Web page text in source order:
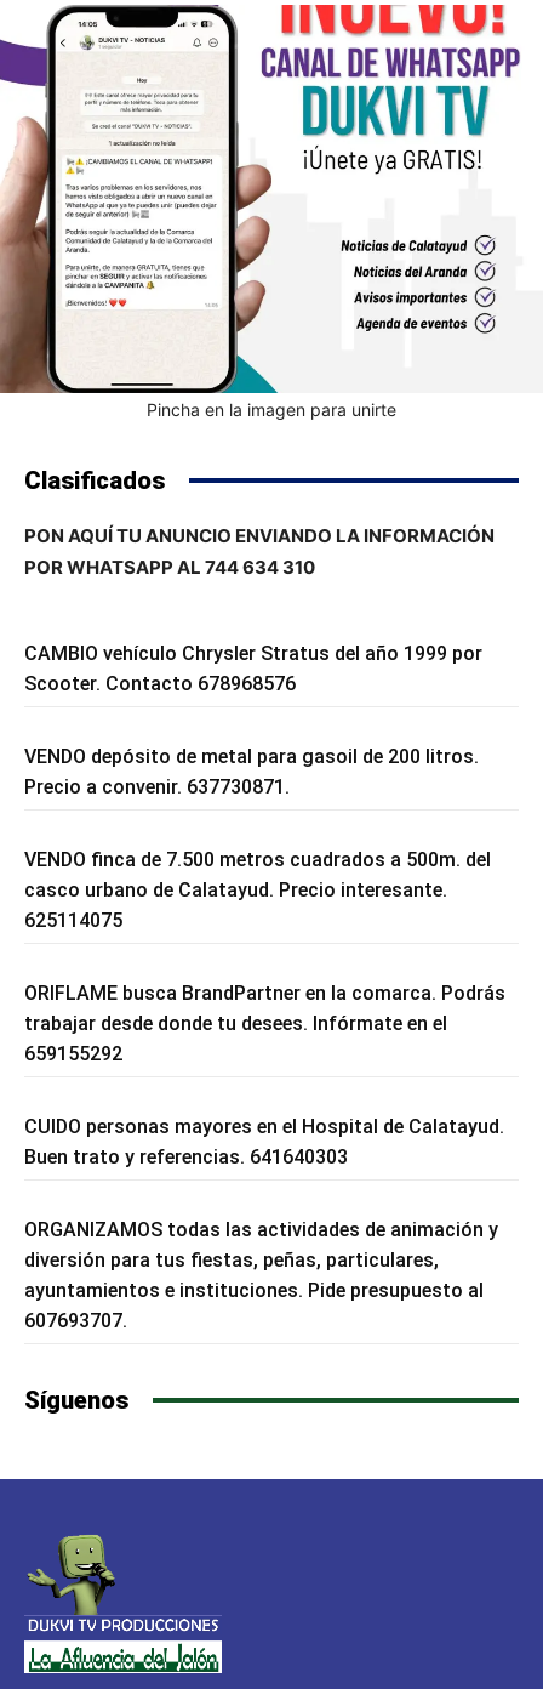
Pincha en la imagen para unirte
Clasificados
PON AQUÍ TU ANUNCIO ENVIANDO LA INFORMACIÓN
POR WHATSAPP AL 744 634 310
CAMBIO vehículo Chrysler Stratus del año 1999 por
Scooter. Contacto 678968576
VENDO depósito de metal para gasoil de 200 litros.
Precio a convenir. 637730871.
VENDO finca de 7.500 metros cuadrados a 500m. del
casco urbano de Calatayud. Precio interesante.
625114075
ORIFLAME busca BrandPartner en la comarca. Podrás
trabajar desde donde tu desees. Infórmate en el
659155292
CUIDO personas mayores en el Hospital de Calatayud.
Buen trato y referencias. 641640303
ORGANIZAMOS todas las actividades de animación y
diversión para tus fiestas, peñas, particulares,
ayuntamientos e instituciones. Pide presupuesto al
607693707.
Síguenos